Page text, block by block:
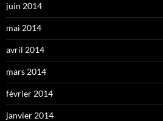
juin 2014
mai 2014
avril 2014
mars 2014
février 2014
janvier 2014